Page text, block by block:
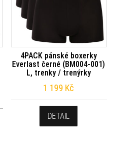
4PACK pánské boxerky
Everlast černé (BM004-001)
L, trenky / trenýrky
1 199 Kč
DETAIL